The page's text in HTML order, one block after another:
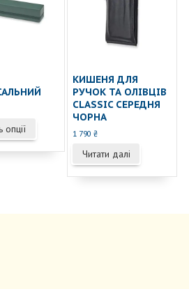
товару
опції
має
варіантів.
КИШЕНЯ ДЛЯ
РУЧОК ТА ОЛІВЦІВ
CLASSIC СЕРЕДНЯ
ЧОРНА
1 790 ₴
Читати далі